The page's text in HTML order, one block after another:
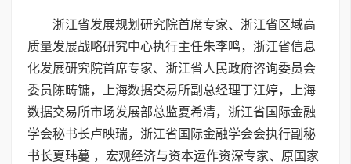
浙江省发展规划研究院首席专家、浙江省区域高
质量发展战略研究中心执行主任朱李鸣，浙江省信息
化发展研究院首席专家、浙江省人民政府咨询委员会
委员陈畴镛，上海数据交易所副总经理丁江婷，上海
数据交易所市场发展部总监夏希凊，浙江省国际金融
学会秘书长卢映瑞，浙江省国际金融学会会执行副秘
书长夏玮蔓 ，宏观经济与资本运作资深专家、原国家